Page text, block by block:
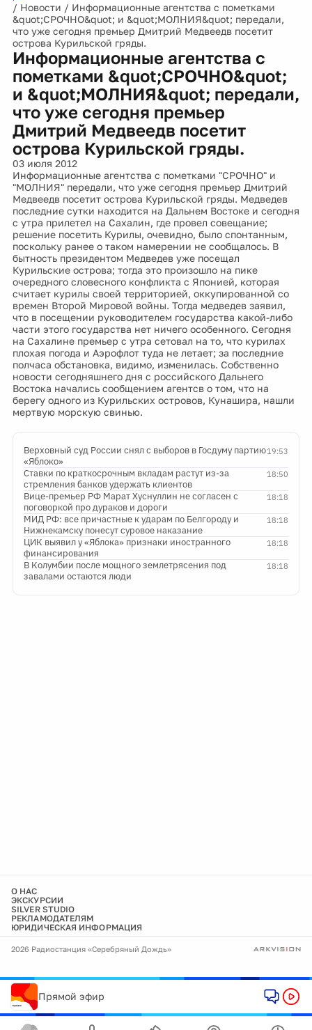
/ Новости / Информационные агентства с пометками
&quot;СРОЧНО&quot; и &quot;МОЛНИЯ&quot; передали,
что уже сегодня премьер Дмитрий Медвеедв посетит
острова Курильской гряды.
Информационные агентства с
пометками &quot;СРОЧНО&quot;
и &quot;МОЛНИЯ&quot; передали,
что уже сегодня премьер
Дмитрий Медвеедв посетит
острова Курильской гряды.
03 июля 2012
Информационные агентства с пометками "СРОЧНО" и
"МОЛНИЯ" передали, что уже сегодня премьер Дмитрий
Медвеедв посетит острова Курильской гряды. Медведев
последние сутки находится на Дальнем Востоке и сегодня
с утра прилетел на Сахалин, где провел совещание;
решение посетить Курилы, очевидно, было спонтанным,
поскольку ранее о таком намерении не сообщалось. В
бытность президентом Медведев уже посещал
Курильские острова; тогда это произошло на пике
очередного словесного конфликта с Японией, которая
считает курилы своей территорией, оккупированной со
времен Второй Мировой войны. Тогда медведев заявил,
что в посещении руководителем государства какой-либо
части этого государства нет ничего особенного. Сегодня
на Сахалине премьер с утра сетовал на то, что курилах
плохая погода и Аэрофлот туда не летает; за последние
полчаса обстановка, видимо, изменилась. Собственно
новости сегодняшнего дня с российского Дальнего
Востока начались сообщением агентсв о том, что на
берегу одного из Курильских островов, Кунашира, нашли
мертвую морскую свинью.
19:53
Верховный суд России снял с выборов в Госдуму партию
«Яблоко»
18:50
Ставки по краткосрочным вкладам растут из-за
стремления банков удержать клиентов
18:18
Вице-премьер РФ Марат Хуснуллин не согласен с
поговоркой про дураков и дороги
18:18
МИД РФ: все причастные к ударам по Белгороду и
Нижнекамску понесут суровое наказание
18:18
ЦИК выявил у «Яблока» признаки иностранного
финансирования
18:18
В Колумбии после мощного землетрясения под
завалами остаются люди
О НАС
ЭКСКУРСИИ
SILVER STUDIO
РЕКЛАМОДАТЕЛЯМ
ЮРИДИЧЕСКАЯ ИНФОРМАЦИЯ
2026 Радиостанция «Серебряный Дождь»
Прямой эфир